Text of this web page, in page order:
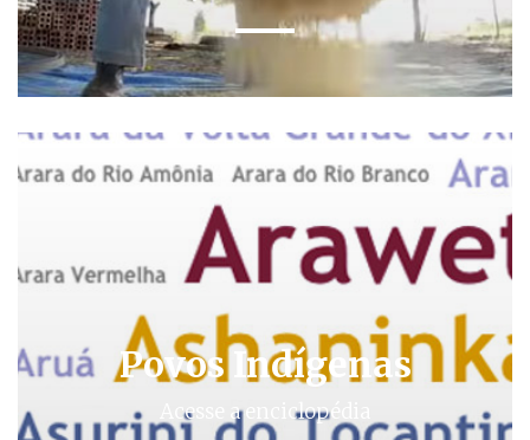
Povos Indígenas
Acesse a enciclopédia